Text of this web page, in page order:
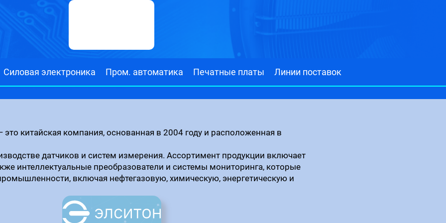
Силовая электроника Пром. автоматика Печатные платы Линии поставок
это китайская компания, основанная в 2004 году и расположенная в
датчиков и систем измерения. Ассортимент продукции включает
интеллектуальные преобразователи и системы мониторинга, которые
включая нефтегазовую, химическую, энергетическую и